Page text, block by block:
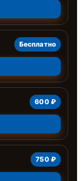
Бесплатно
600 ₽
750 ₽